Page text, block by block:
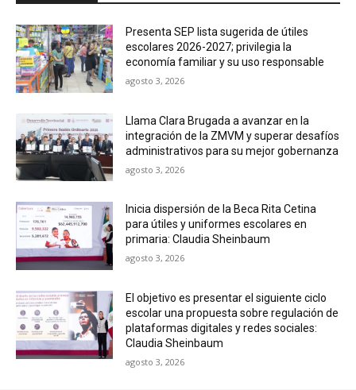
Presenta SEP lista sugerida de útiles
escolares 2026-2027; privilegia la
economía familiar y su uso responsable
agosto 3, 2026
Llama Clara Brugada a avanzar en la
integración de la ZMVM y superar desafíos
administrativos para su mejor gobernanza
agosto 3, 2026
Inicia dispersión de la Beca Rita Cetina
para útiles y uniformes escolares en
primaria: Claudia Sheinbaum
agosto 3, 2026
El objetivo es presentar el siguiente ciclo
escolar una propuesta sobre regulación de
plataformas digitales y redes sociales:
Claudia Sheinbaum
agosto 3, 2026